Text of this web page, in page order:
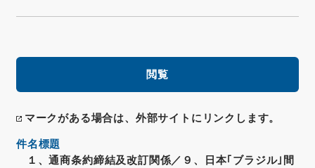
閲覧
マークがある場合は、外部サイトにリンクします。
件名標題
１、通商条約締結及改訂関係／９、日本｢ブラジル｣間